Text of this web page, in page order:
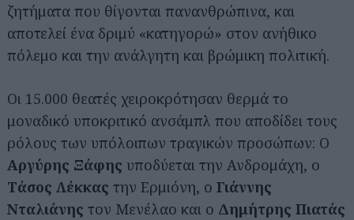
ζητήματα που θίγονται πανανθρώπινα, και
αποτελεί ένα δριμύ «κατηγορώ» στον ανήθικο
πόλεμο και την ανάλγητη και βρώμικη πολιτική.
Οι 15.000 θεατές χειροκρότησαν θερμά το
μοναδικό υποκριτικό ανσάμπλ που αποδίδει τους
ρόλους των υπόλοιπων τραγικών προσώπων: Ο
Αργύρης Ξάφης υποδύεται την Ανδρομάχη, ο
Τάσος Λέκκας την Ερμιόνη, ο Γιάννης
Νταλιάνης τον Μενέλαο και ο Δημήτρης Πιατάς